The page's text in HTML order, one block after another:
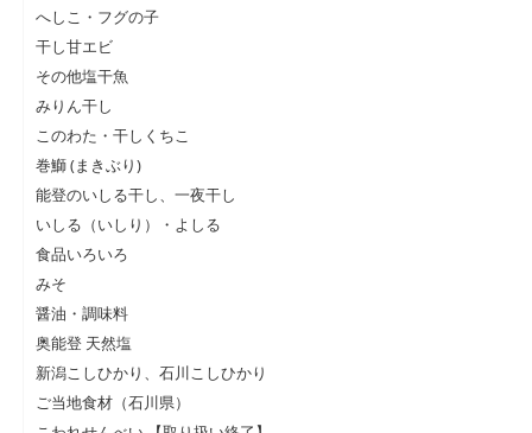
へしこ・フグの子
干し甘エビ
その他塩干魚
みりん干し
このわた・干しくちこ
巻鰤 (まきぶり)
能登のいしる干し、一夜干し
いしる（いしり）・よしる
食品いろいろ
みそ
醤油・調味料
奥能登 天然塩
新潟こしひかり、石川こしひかり
ご当地食材（石川県）